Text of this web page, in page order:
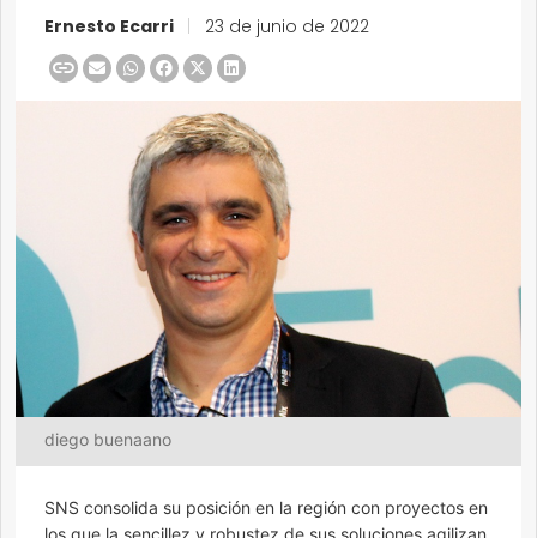
Ernesto Ecarri 23 de junio de 2022
diego buenaano
SNS consolida su posición en la región con proyectos en